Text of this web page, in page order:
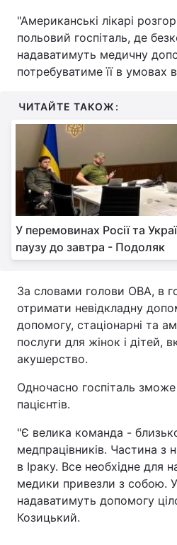
"Американські лікарі
польовий госпіталь, де
надаватимуть медичну
потребуватиме її в умовах
ЧИТАЙТЕ ТАКОЖ:
У перемовинах Росії та
паузу до завтра - Подоляк
За словами голови ОВА, в
отримати невідкладну
допомогу, стаціонарні та
послуги для жінок і дітей,
акушерство.
Одночасно госпіталь
пацієнтів.
"Є велика команда -
медпрацівників. Частина з
в Іраку. Все необхідне для
медики привезли з собою. У
надаватимуть допомогу
Козицький.